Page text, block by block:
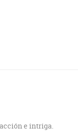
e intriga.